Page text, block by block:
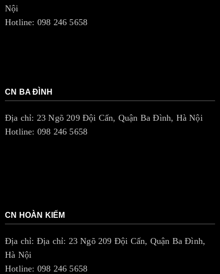
Nội
Hotline: 098 246 5658
CN BA ĐÌNH
Địa chỉ: 23 Ngõ 209 Đội Cấn, Quận Ba Đình, Hà Nội
Hotline: 098 246 5658
CN HOÀN KIẾM
Địa chỉ: Địa chỉ: 23 Ngõ 209 Đội Cấn, Quận Ba Đình,
Hà Nội
Hotline: 098 246 5658